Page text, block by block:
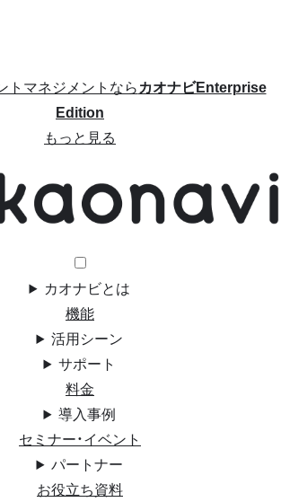
トマネジメントならカオナビEnterprise
Edition
もっと見る
カオナビとは
機能
活用シーン
サポート
料金
導入事例
セミナー・イベント
パートナー
お役立ち資料